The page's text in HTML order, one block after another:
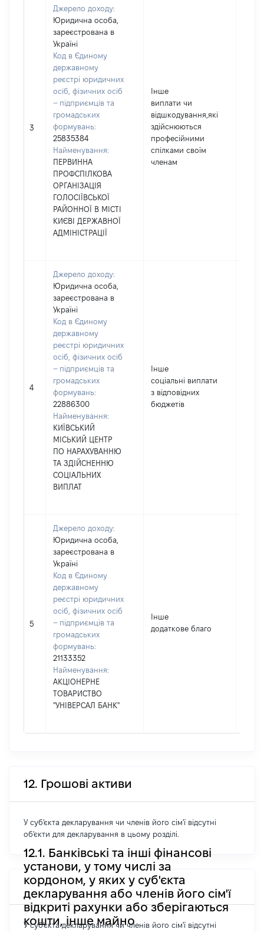
3
Джерело доходу:
Юридична особа,
зареєстрована в
Україні
Код в Єдиному
державному
реєстрі юридичних
осіб, фізичних осіб
– підприємців та
громадських
формувань:
25835384
Найменування:
ПЕРВИННА
ПРОФСПІЛКОВА
ОРГАНІЗАЦІЯ
ГОЛОСІЇВСЬКОЇ
РАЙОННОЇ В МІСТІ
КИЄВІ ДЕРЖАВНОЇ
АДМІНІСТРАЦІЇ
Інше
виплати чи
відшкодування,які
здійснюються
професійними
спілками своїм
членам
4
Джерело доходу:
Юридична особа,
зареєстрована в
Україні
Код в Єдиному
державному
реєстрі юридичних
осіб, фізичних осіб
– підприємців та
громадських
формувань:
22886300
Найменування:
КИЇВСЬКИЙ
МІСЬКИЙ ЦЕНТР
ПО НАРАХУВАННЮ
ТА ЗДІЙСНЕННЮ
СОЦІАЛЬНИХ
ВИПЛАТ
Інше
соціальні виплати
з відповідних
бюджетів
5
Джерело доходу:
Юридична особа,
зареєстрована в
Україні
Код в Єдиному
державному
реєстрі юридичних
осіб, фізичних осіб
– підприємців та
громадських
формувань:
21133352
Найменування:
АКЦІОНЕРНЕ
ТОВАРИСТВО
"УНІВЕРСАЛ БАНК"
Інше
додаткове благо
12. Грошові активи
У суб'єкта декларування чи членів його сім'ї відсутні
об'єкти для декларування в цьому розділі.
12.1. Банківські та інші фінансові
установи, у тому числі за
кордоном, у яких у суб'єкта
декларування або членів його сім'ї
відкриті рахунки або зберігаються
кошти, інше майно
У суб'єкта декларування чи членів його сім'ї відсутні